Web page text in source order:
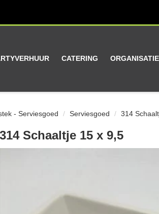
CATERING ORGANISATIE
- Serviesgoed Serviesgoed 314
314 Schaaltje 15 x 9,5